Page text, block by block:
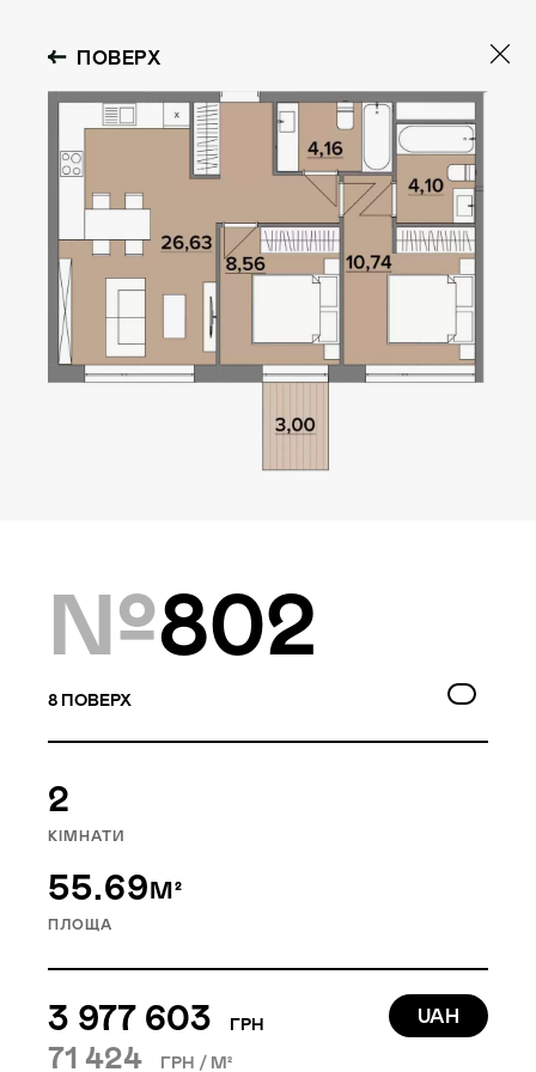
Київ, Голосіївський р-н
Статус
Проєктування
Goloseev Hills — перший у
Голосіївському районі
малоповерховий
житловий квартал. Це 6
будинків, об’єднаних
насиченою внутрішньою
інфраструктурою.
ПОВЕРХ
№802
8 ПОВЕРХ
2
КІМНАТИ
55.69М²
ПЛОЩА
3 977 603 ГРН
71 424 ГРН / М²
UAH